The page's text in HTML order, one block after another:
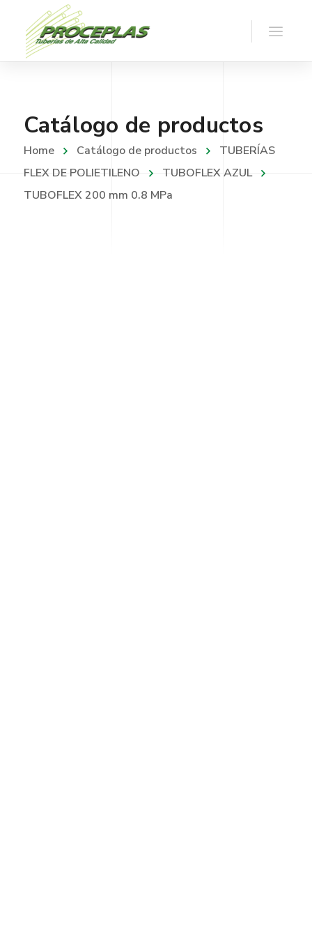
Catálogo de productos
Home Catálogo de productos
TUBERÍAS
FLEX DE POLIETILENO
TUBOFLEX AZUL
TUBOFLEX 200 mm 0.8 MPa